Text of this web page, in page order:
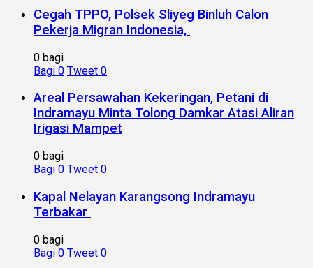
Cegah TPPO, Polsek Sliyeg Binluh Calon
Pekerja Migran Indonesia,
0 bagi
Bagi 0 Tweet 0
Areal Persawahan Kekeringan, Petani di
Indramayu Minta Tolong Damkar Atasi Aliran
Irigasi Mampet
0 bagi
Bagi 0 Tweet 0
Kapal Nelayan Karangsong Indramayu
Terbakar
0 bagi
Bagi 0 Tweet 0